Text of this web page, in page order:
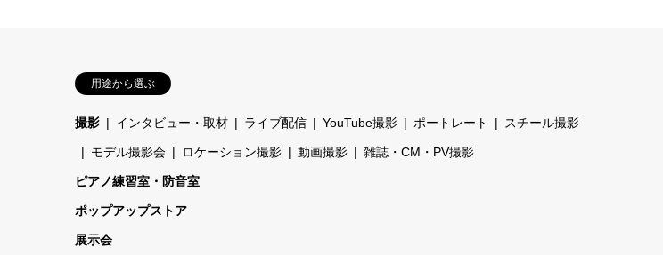
用途から選ぶ
撮影 インタビュー・取材 ライブ配信 YouTube撮影 ポートレート スチール撮影
モデル撮影会 ロケーション撮影 動画撮影 雑誌・CM・PV撮影
ピアノ練習室・防音室
ポップアップストア
展示会